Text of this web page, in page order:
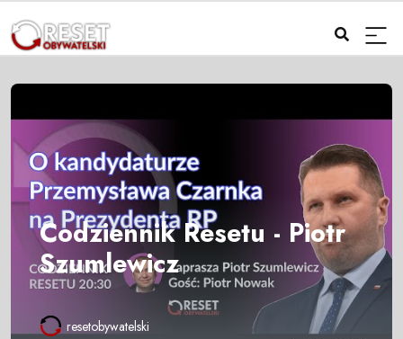
Codziennik Resetu - Piotr
Szumlewicz
resetobywatelski